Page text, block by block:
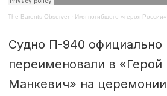
The Barents Observer · Имя погибшего «героя России»
Судно П-940 официально
переименовали в
Манкевич» на